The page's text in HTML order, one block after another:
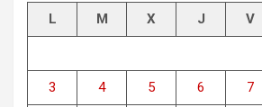
L M X J V
3 4 5 6 7